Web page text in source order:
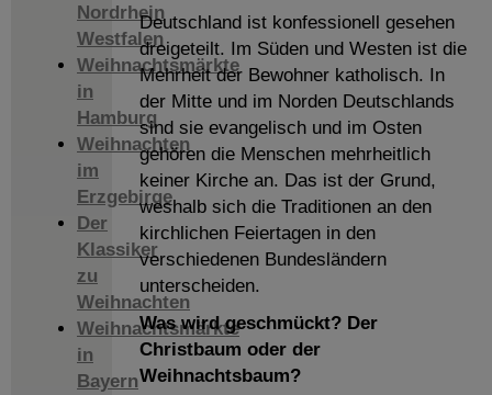
Nordrhein
Westfalen
Weihnachtsmärkte
in
Hamburg
Weihnachten
im
Erzgebirge
Der
Klassiker
zu
Weihnachten
Weihnachtsmärkte
in
Bayern
Deutschland ist konfessionell gesehen
dreigeteilt. Im Süden und Westen ist die
Mehrheit der Bewohner katholisch. In
der Mitte und im Norden Deutschlands
sind sie evangelisch und im Osten
gehören die Menschen mehrheitlich
keiner Kirche an. Das ist der Grund,
weshalb sich die Traditionen an den
kirchlichen Feiertagen in den
verschiedenen Bundesländern
unterscheiden.
Was wird geschmückt? Der
Christbaum oder der
Weihnachtsbaum?